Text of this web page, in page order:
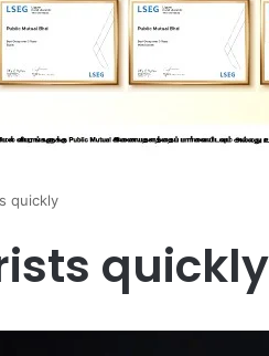
quickly
quickly